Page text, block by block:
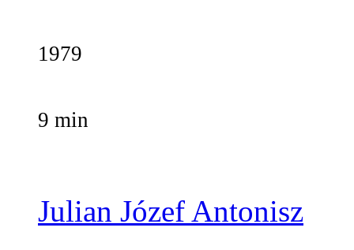
1979
9 min
Julian Józef Antonisz